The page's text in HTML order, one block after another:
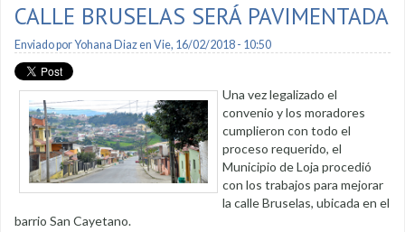
CALLE BRUSELAS SERÁ PAVIMENTADA
Enviado porYohana Diazen Vie, 16/02/2018 - 10:50
Una vez legalizado el
convenio y los moradores
cumplieron con todo el
proceso requerido, el
Municipio de Loja procedió
con los trabajos para mejorar
la calle Bruselas, ubicada en el
barrio San Cayetano.